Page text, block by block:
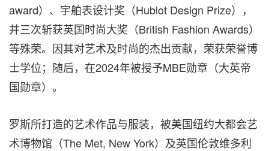
award）、宇舶表设计奖（Hublot Design Prize），
并三次斩获英国时尚大奖（British Fashion Awards）
等殊荣。因其对艺术及时尚的杰出贡献，荣获荣誉博
士学位；随后，在2024年被授予MBE勋章（大英帝
国勋章）。
罗斯所打造的艺术作品与服装，被美国纽约大都会艺
术博物馆（The Met, New York）及英国伦敦维多利